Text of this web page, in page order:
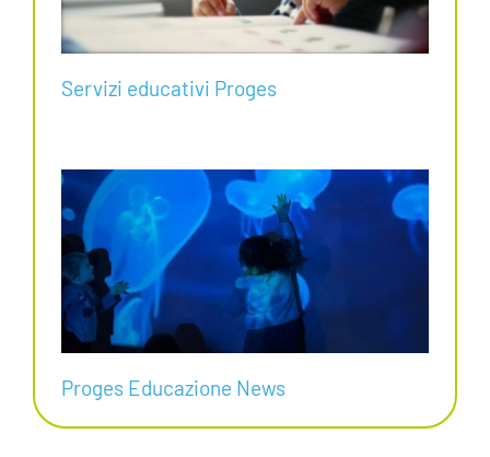
Servizi educativi Proges
Proges Educazione News